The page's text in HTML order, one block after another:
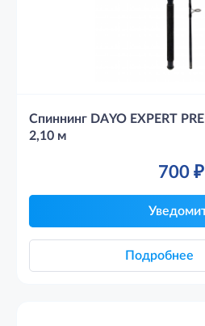
Спиннинг DAYO EXPERT
2,10 м
700₽
Подробнее